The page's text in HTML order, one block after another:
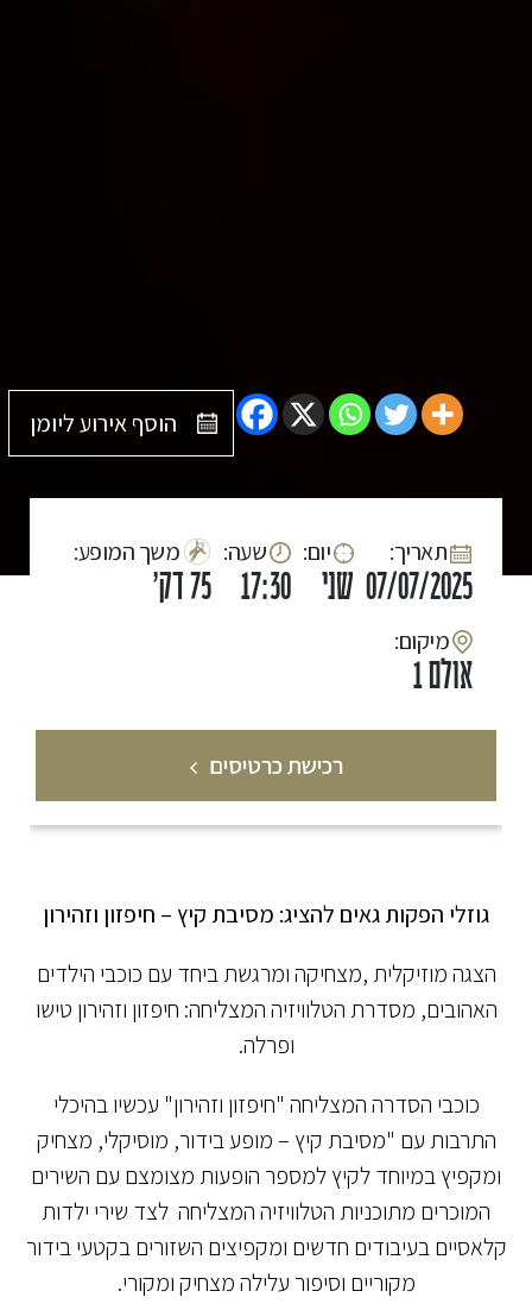
הוסף אירוע ליומן
:תאריך
07/07/2025
:יום
שני
:שעה
17:30
:משך המופע
75 דק'
:מיקום
אולם 1
רכישת כרטיסים
גוזלי הפקות גאים להציג: מסיבת קיץ – חיפזון וזהירון
הצגה מוזיקלית ,מצחיקה ומרגשת ביחד עם כוכבי הילדים
האהובים, מסדרת הטלוויזיה המצליחה: חיפזון וזהירון טישו
ופרלה.
כוכבי הסדרה המצליחה "חיפזון וזהירון" עכשיו בהיכלי
התרבות עם "מסיבת קיץ – מופע בידור, מוסיקלי, מצחיק
ומקפיץ במיוחד לקיץ למספר הופעות מצומצם עם השירים
המוכרים מתוכניות הטלוויזיה המצליחה לצד שירי ילדות
קלאסיים בעיבודים חדשים ומקפיצים השזורים בקטעי בידור
מקוריים וסיפור עלילה מצחיק ומקורי.